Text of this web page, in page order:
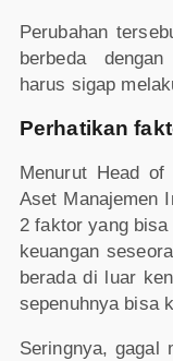
Perubahan
berbeda
harus sigap
Perhatikan
Menurut Head
Aset Manajemen
2 faktor yang
keuangan
berada di luar
sepenuhnya bisa
Seringnya, gagal